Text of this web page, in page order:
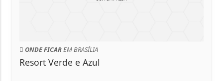
ONDE FICAREM BRASÍLIA
Resort Verde e Azul